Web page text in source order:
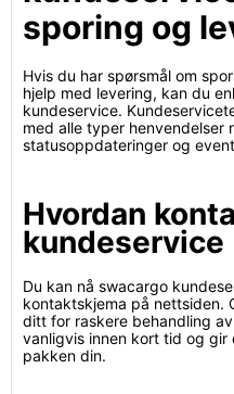
sporing og
Hvis du har spørsmål om
hjelp med levering, kan du
kundeservice.
med alle typer henvendelser
statusoppdateringer og
Hvordan
kundeservice
Du kan nå swacargo
kontaktskjema på nettsiden.
ditt for raskere behandling
vanligvis innen kort tid og gir
pakken din.